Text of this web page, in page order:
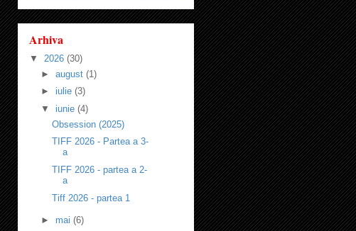
Arhiva
▼ 2026 (30)
► august (1)
► iulie (3)
▼ iunie (4)
Obsession (2025)
TIFF 2026 - Partea a 3-
a
TIFF 2026 - partea a 2-
a
Tiff 2026 - partea 1
► mai (6)